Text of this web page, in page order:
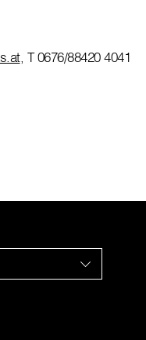
, T 0676/88420 4041